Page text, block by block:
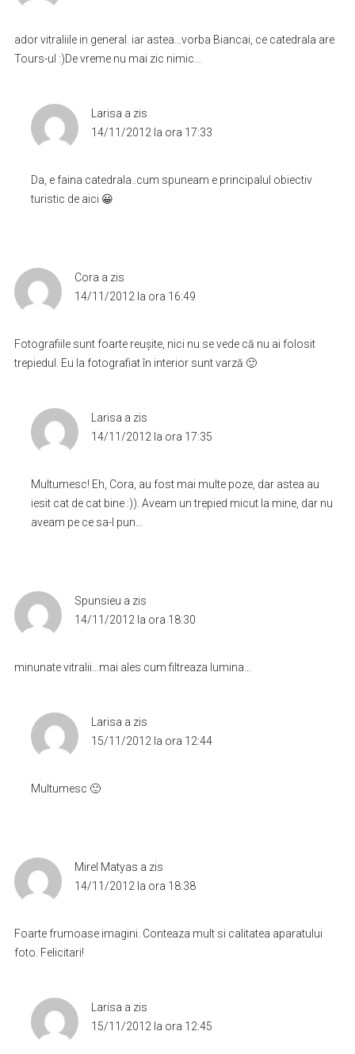
ador vitraliile in general. iar astea…vorba Biancai, ce catedrala are
Tours-ul :)De vreme nu mai zic nimic…
Larisa a zis
14/11/2012 la ora 17:33
Da, e faina catedrala..cum spuneam e principalul obiectiv
turistic de aici 😀
Cora a zis
14/11/2012 la ora 16:49
Fotografiile sunt foarte reuşite, nici nu se vede că nu ai folosit
trepiedul. Eu la fotografiat în interior sunt varză 🙂
Larisa a zis
14/11/2012 la ora 17:35
Multumesc! Eh, Cora, au fost mai multe poze, dar astea au
iesit cat de cat bine :)). Aveam un trepied micut la mine, dar nu
aveam pe ce sa-l pun…
Spunsieu a zis
14/11/2012 la ora 18:30
minunate vitralii…mai ales cum filtreaza lumina…
Larisa a zis
15/11/2012 la ora 12:44
Multumesc 🙂
Mirel Matyas a zis
14/11/2012 la ora 18:38
Foarte frumoase imagini. Conteaza mult si calitatea aparatului
foto. Felicitari!
Larisa a zis
15/11/2012 la ora 12:45